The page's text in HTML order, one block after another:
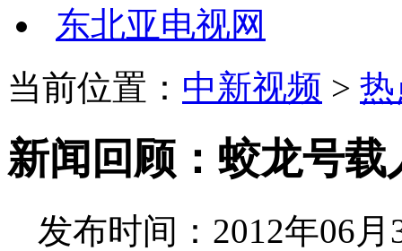
东北亚电视网
当前位置： 中新视频 >
新闻回顾：蛟龙号载
发布时间：2012年06月